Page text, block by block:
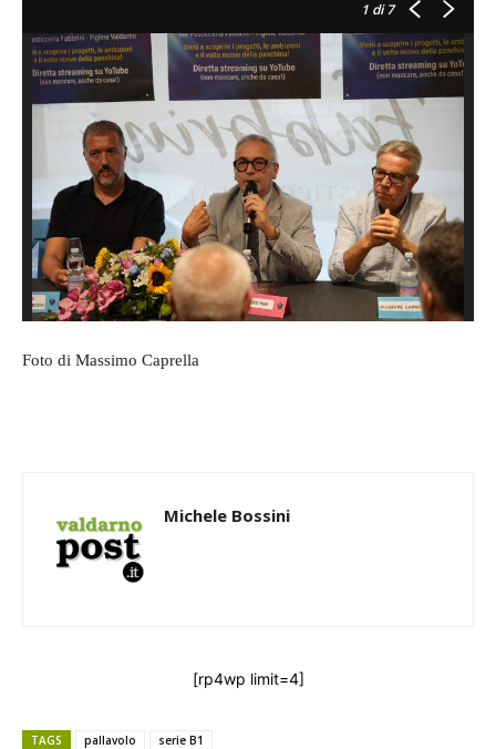
1 di 7
Foto di Massimo Caprella
Michele Bossini
[rp4wp limit=4]
TAGS pallavolo serie B1